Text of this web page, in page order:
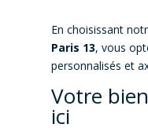
En choisissant
Paris 13, vous
personnalisés et
Votre
ici